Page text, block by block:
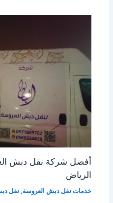
أفضل شركة نقل دبش
الرياض
خدمات نقل دبش العروسة, نقل